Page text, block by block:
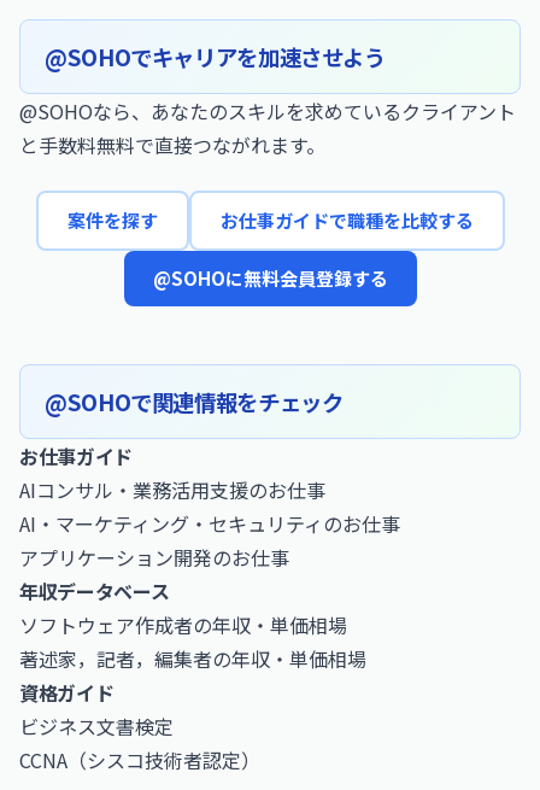
@SOHOでキャリアを加速させよう
@SOHOなら、あなたのスキルを求めているクライアント
と手数料無料で直接つながれます。
案件を探す お仕事ガイドで職種を比較する
@SOHOに無料会員登録する
@SOHOで関連情報をチェック
お仕事ガイド
AIコンサル・業務活用支援のお仕事
AI・マーケティング・セキュリティのお仕事
アプリケーション開発のお仕事
年収データベース
ソフトウェア作成者の年収・単価相場
著述家，記者，編集者の年収・単価相場
資格ガイド
ビジネス文書検定
CCNA（シスコ技術者認定）